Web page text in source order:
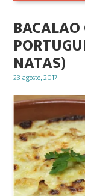
NATAS)
Posted
23 agosto, 2017